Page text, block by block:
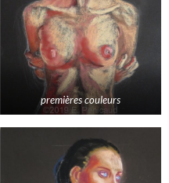
premières couleurs